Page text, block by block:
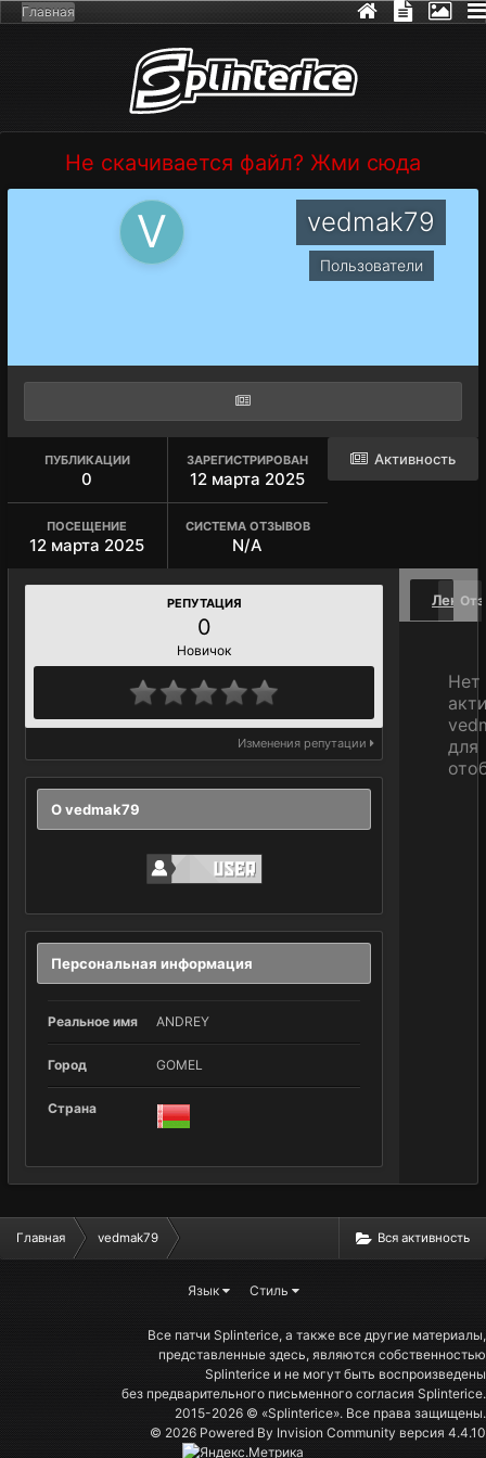
Главная
Не скачивается файл? Жми сюда
vedmak79
Пользователи
Активность
ПУБЛИКАЦИИ
0
ЗАРЕГИСТРИРОВАН
12 марта 2025
ПОСЕЩЕНИЕ
12 марта 2025
СИСТЕМА ОТЗЫВОВ
N/A
РЕПУТАЦИЯ
0
Новичок
Изменения репутации
О vedmak79
Персональная информация
Реальное имя ANDREY
Город GOMEL
Страна
Лента
Нет
для
Вся активность
Главная vedmak79
Язык Стиль
Все патчи Splinterice, а также все другие материалы,
представленные здесь, являются собственностью
Splinterice и не могут быть воспроизведены
без предварительного письменного согласия Splinterice.
2015-2026 © «Splinterice». Все права защищены.
© 2026 Powered By Invision Community версия 4.4.10